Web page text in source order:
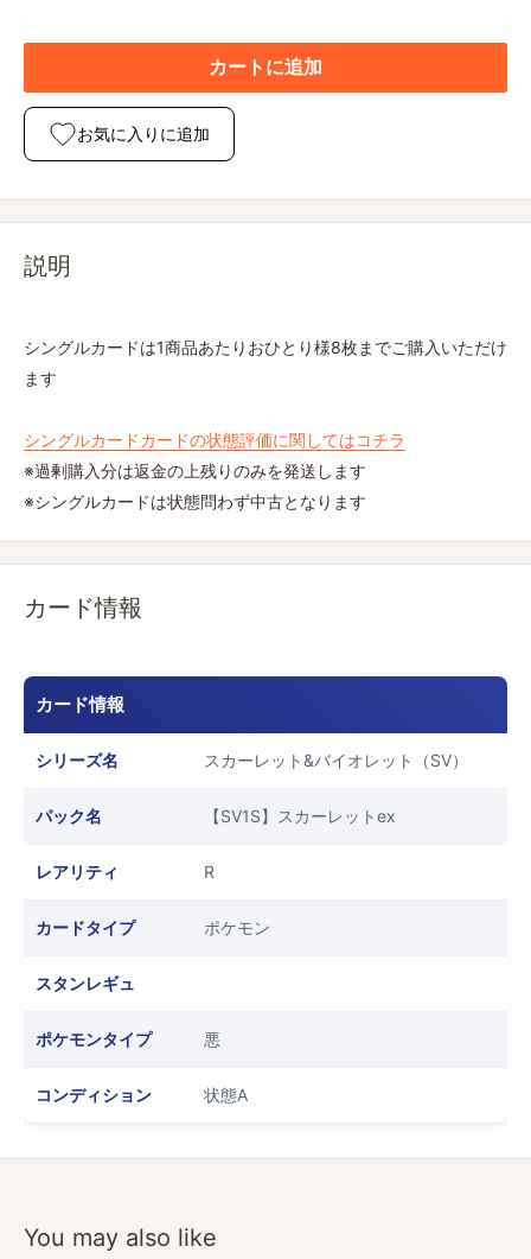
カートに追加
お気に入りに追加
説明
シングルカードは1商品あたりおひとり様8枚までご購入いただけ
ます
シングルカードカードの状態評価に関してはコチラ
※過剰購入分は返金の上残りのみを発送します
※シングルカードは状態問わず中古となります
カード情報
カード情報
シリーズ名 スカーレット&バイオレット（SV）
パック名 【SV1S】スカーレットex
レアリティ R
カードタイプ ポケモン
スタンレギュ
ポケモンタイプ 悪
コンディション 状態A
You may also like